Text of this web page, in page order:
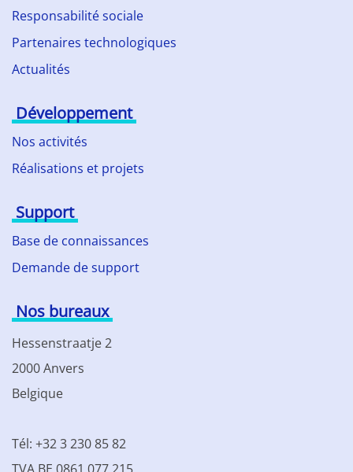
Responsabilité sociale
Partenaires technologiques
Actualités
Développement
Nos activités
Réalisations et projets
Support
Base de connaissances
Demande de support
Nos bureaux
Hessenstraatje 2
2000 Anvers
Belgique
Tél: +32 3 230 85 82